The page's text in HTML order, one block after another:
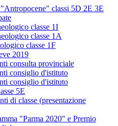
classi 5D 2E 3E
classe 1I
classe 1A
classe 1F
2019
consulta provinciale
consiglio d'istituto
consiglio d'istituto
5E
di classe (presentazione
"Parma 2020" e Premio